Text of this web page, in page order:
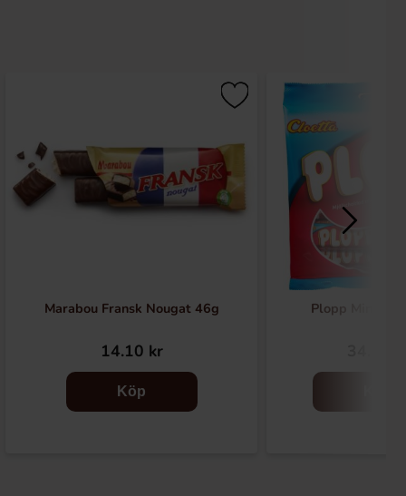
Marabou Fransk Nougat 46g
14.10 kr
Köp
Plopp Mini